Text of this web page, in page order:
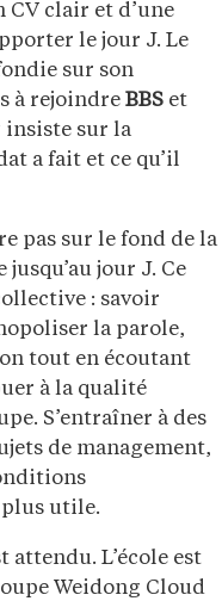
clair et d’une
le jour J. Le
sur son
à rejoindre BBS et
insiste sur la
a fait et ce qu’il
pas sur le fond de la
jour J. Ce
: savoir
la parole,
tout en écoutant
à la qualité
S’entraîner à des
de management,
plus utile.
attendu. L’école est
Weidong Cloud